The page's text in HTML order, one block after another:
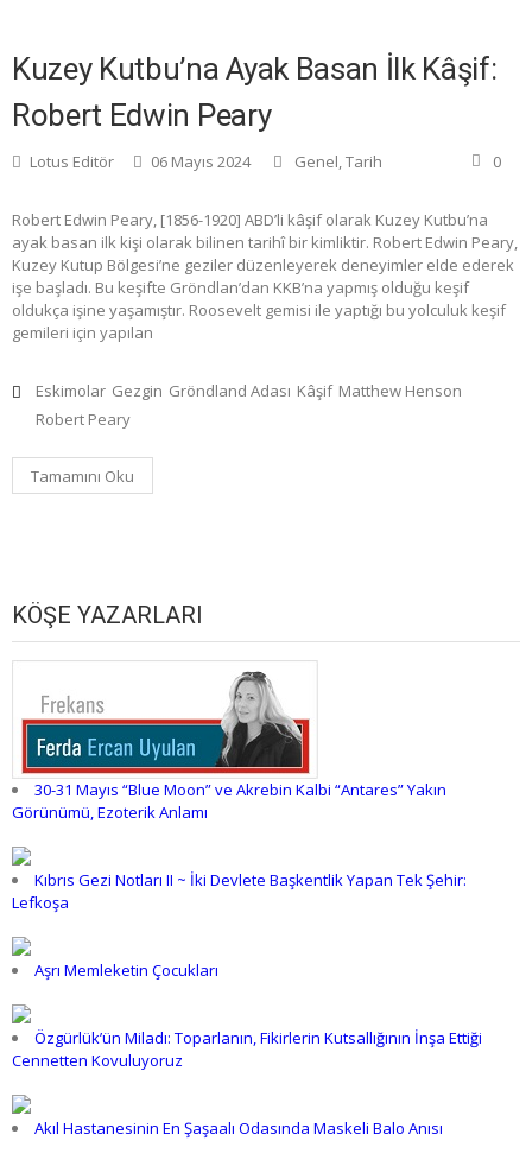
Kuzey Kutbu’na Ayak Basan İlk Kâşif:
Robert Edwin Peary
Lotus Editör 06 Mayıs 2024 Genel,Tarih 0
Robert Edwin Peary, [1856-1920] ABD’li kâşif olarak Kuzey Kutbu’na
ayak basan ilk kişi olarak bilinen tarihî bir kimliktir. Robert Edwin Peary,
Kuzey Kutup Bölgesi’ne geziler düzenleyerek deneyimler elde ederek
işe başladı. Bu keşifte Gröndlan’dan KKB’na yapmış olduğu keşif
oldukça işine yaşamıştır. Roosevelt gemisi ile yaptığı bu yolculuk keşif
gemileri için yapılan
Eskimolar Gezgin Gröndland Adası Kâşif Matthew Henson
Robert Peary
Tamamını Oku
KÖŞE YAZARLARI
30-31 Mayıs “Blue Moon” ve Akrebin Kalbi “Antares” Yakın
Görünümü, Ezoterik Anlamı
Kıbrıs Gezi Notları II ~ İki Devlete Başkentlik Yapan Tek Şehir:
Lefkoşa
Aşrı Memleketin Çocukları
Özgürlük’ün Miladı: Toparlanın, Fikirlerin Kutsallığının İnşa Ettiği
Cennetten Kovuluyoruz
Akıl Hastanesinin En Şaşaalı Odasında Maskeli Balo Anısı